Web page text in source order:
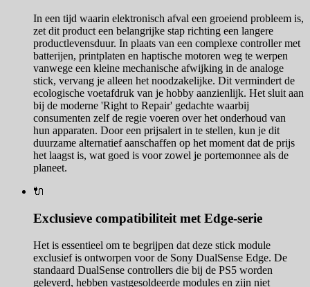
In een tijd waarin elektronisch afval een groeiend probleem is,
zet dit product een belangrijke stap richting een langere
productlevensduur. In plaats van een complexe controller met
batterijen, printplaten en haptische motoren weg te werpen
vanwege een kleine mechanische afwijking in de analoge
stick, vervang je alleen het noodzakelijke. Dit vermindert de
ecologische voetafdruk van je hobby aanzienlijk. Het sluit aan
bij de moderne 'Right to Repair' gedachte waarbij
consumenten zelf de regie voeren over het onderhoud van
hun apparaten. Door een prijsalert in te stellen, kun je dit
duurzame alternatief aanschaffen op het moment dat de prijs
het laagst is, wat goed is voor zowel je portemonnee als de
planeet.
🔌
Exclusieve compatibiliteit met Edge-serie
Het is essentieel om te begrijpen dat deze stick module
exclusief is ontworpen voor de Sony DualSense Edge. De
standaard DualSense controllers die bij de PS5 worden
geleverd, hebben vastgesoldeerde modules en zijn niet